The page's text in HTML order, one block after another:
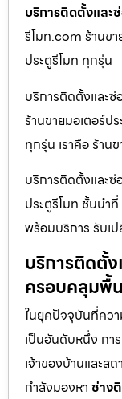
บริการติดตั้งและ
รีโมท.com ร้านขา
ประตูรีโมท ทุกรุ่น
บริการติดตั้งและ
ร้านขายมอเตอร์ป
ทุกรุ่น เราคือ ร้าน
บริการติดตั้งและซ่
ประตูรีโมท ชั้นนำ
พร้อมบริการ รับเ
บริการติดตั้ง
ครอบคลุมพื้
ในยุคปัจจุบันที่คว
เป็นอันดับหนึ่ง กา
เจ้าของบ้านและ
กำลังมองหา ช่าง